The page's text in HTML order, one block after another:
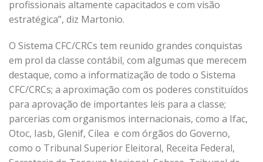
profissionais altamente capacitados e com visão
estratégica”, diz Martonio.
O Sistema CFC/CRCs tem reunido grandes conquistas
em prol da classe contábil, com algumas que merecem
destaque, como a informatização de todo o Sistema
CFC/CRCs; a aproximação com os poderes constituídos
para aprovação de importantes leis para a classe;
parcerias com organismos internacionais, como a Ifac,
Otoc, Iasb, Glenif, Cilea e com órgãos do Governo,
como o Tribunal Superior Eleitoral, Receita Federal,